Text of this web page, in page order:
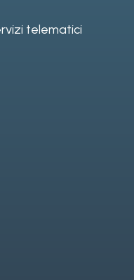
telematici